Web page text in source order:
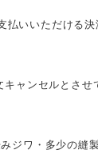
いいただける決
ャンセルとさせ
ジワ・多少の縫